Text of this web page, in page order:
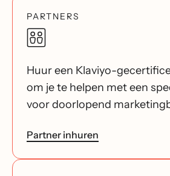
PARTNERS
Huur een Klaviyo-
om je te helpen met een
voor doorlopend
Partner inhuren